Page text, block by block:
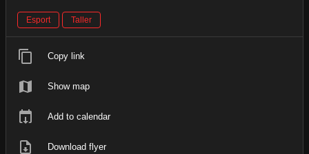
Esport Taller
Copy link
Show map
Add to calendar
Download flyer